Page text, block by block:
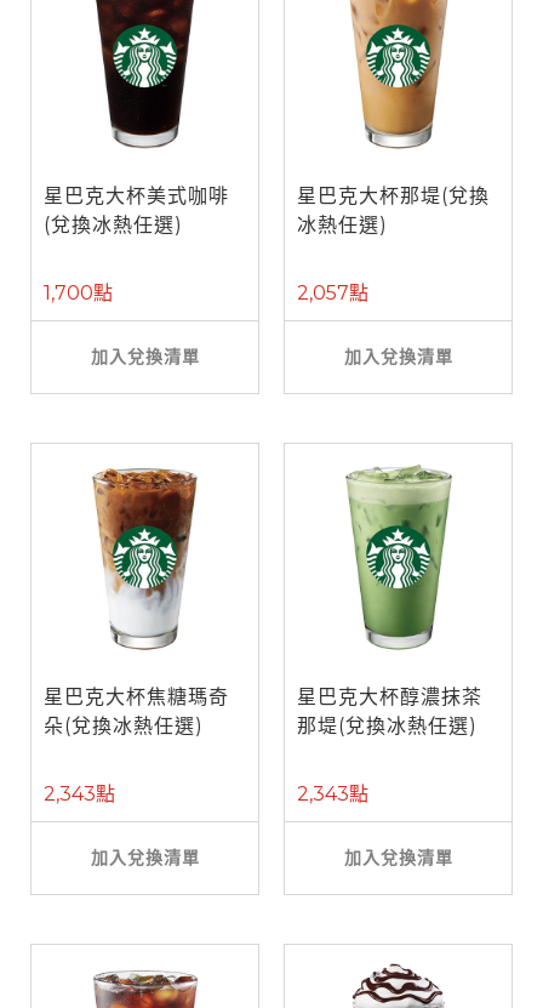
星巴克大杯美式咖啡
(兌換冰熱任選)
1,700點
加入兌換清單
星巴克大杯那堤(兌換
冰熱任選)
2,057點
加入兌換清單
星巴克大杯焦糖瑪奇
朵(兌換冰熱任選)
2,343點
加入兌換清單
星巴克大杯醇濃抹茶
那堤(兌換冰熱任選)
2,343點
加入兌換清單